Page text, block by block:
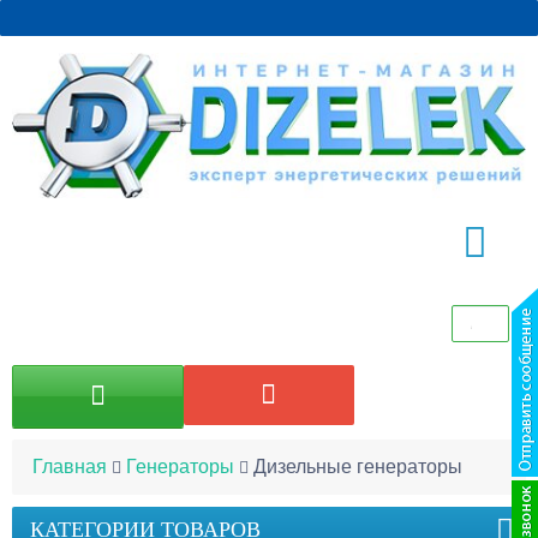
Главная Генераторы Дизельные генераторы
КАТЕГОРИИ ТОВАРОВ